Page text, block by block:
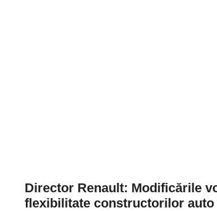
Director Renault: Modificările
flexibilitate constructorilor auto